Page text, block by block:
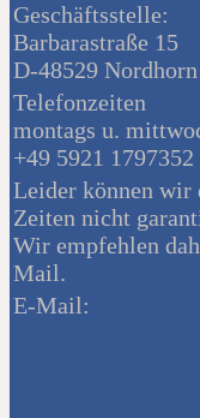
Geschäftsstelle:
Barbarastraße 15
D-48529 Nordhorn
Telefonzeiten
montags u.
+49 5921 1797352
Leider können wir
Zeiten nicht
Wir empfehlen
Mail.
E-Mail: